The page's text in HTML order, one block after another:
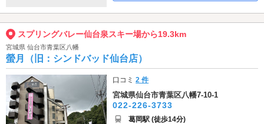
スプリングバレー仙台泉スキー場から19.3km
宮城県 仙台市青葉区八幡
螢月（旧：シンドバッド仙台店）
口コミ2 件
宮城県仙台市青葉区八幡7-10-1
022-226-3733
葛岡駅 (徒歩14分)